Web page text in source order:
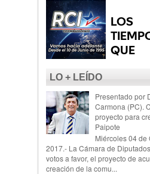
LO + LEÍDO
Presentado por
Carmona (PC).
proyecto para
Paipote
Miércoles 04 de
2017.- La Cámara de
votos a favor, el proyecto de
creación de la comu...